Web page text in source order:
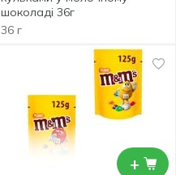
шоколаді 36г
36 г
+